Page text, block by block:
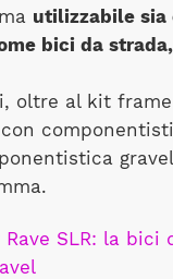
utilizzabile sia
bici da
oltre al kit
Rave SLR: la bici